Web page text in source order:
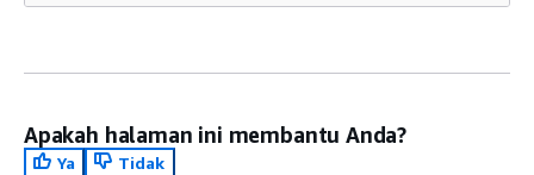
Apakah halaman ini membantu Anda?
Ya
Tidak